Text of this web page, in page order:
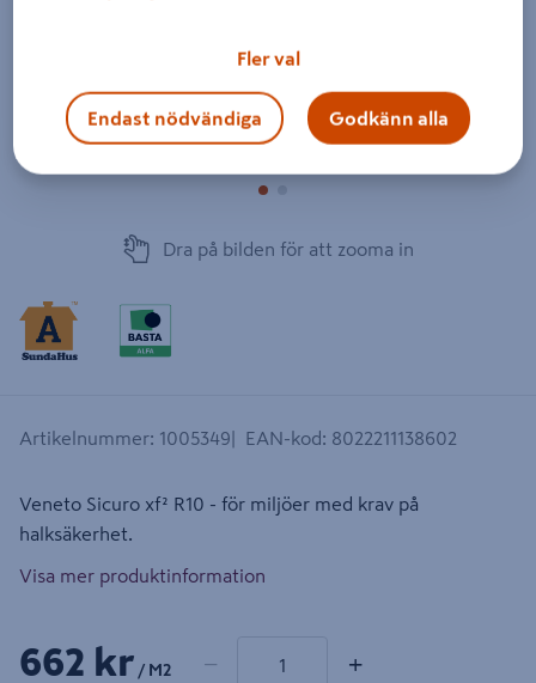
Dra på bilden för att zooma in
Artikelnummer: 1005349 EAN-kod: 8022211138602
Veneto Sicuro xf² R10 - för miljöer med krav på
halksäkerhet.
Visa mer produktinformation
662 kr / M2 − +
Fler val
Endast nödvändiga Godkänn alla